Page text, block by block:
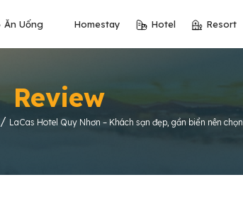
Ăn Uống Homestay Hotel Resort
Review
/ LaCas Hotel Quy Nhơn – Khách sạn đẹp, gần biển nên chọn